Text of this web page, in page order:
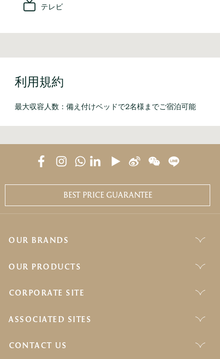
テレビ
利用規約
最大収容人数：備え付けベッドで2名様までご宿泊可能
BEST PRICE GUARANTEE
OUR BRANDS
OUR PRODUCTS
CORPORATE SITE
ASSOCIATED SITES
CONTACT US